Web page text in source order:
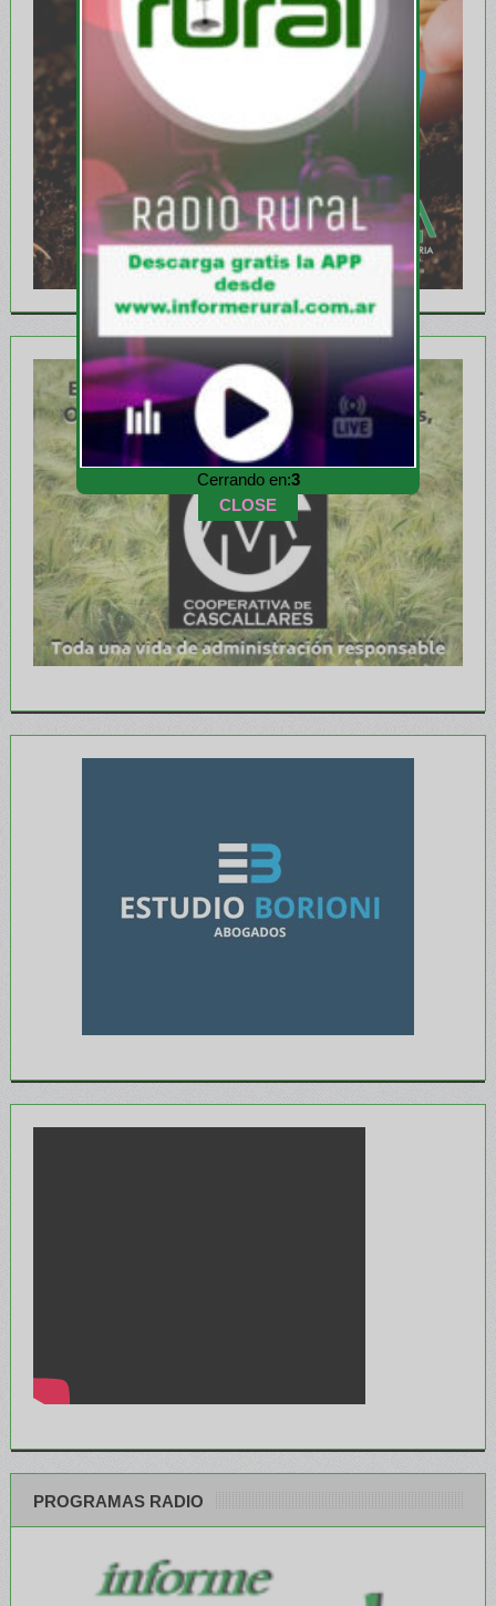
PROGRAMAS RADIO
Cerrando en:1
CLOSE